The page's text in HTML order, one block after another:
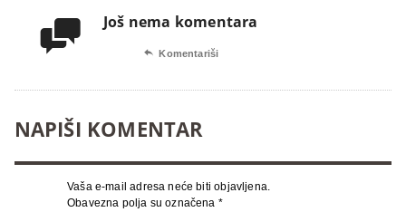
 Još nema komentara
 Komentariši
NAPIŠI KOMENTAR
Vaša e-mail adresa neće biti objavljena.
Obavezna polja su označena *